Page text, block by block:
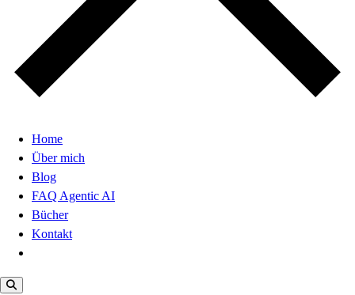
Home
Über mich
Blog
FAQ Agentic AI
Bücher
Kontakt